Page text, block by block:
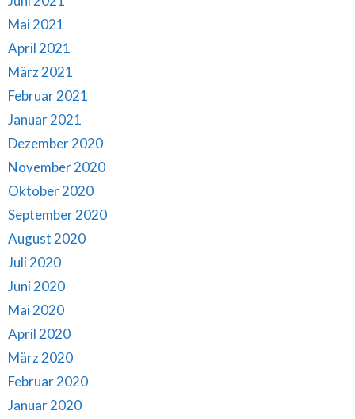
Mai 2021
April 2021
März 2021
Februar 2021
Januar 2021
Dezember 2020
November 2020
Oktober 2020
September 2020
August 2020
Juli 2020
Juni 2020
Mai 2020
April 2020
März 2020
Februar 2020
Januar 2020